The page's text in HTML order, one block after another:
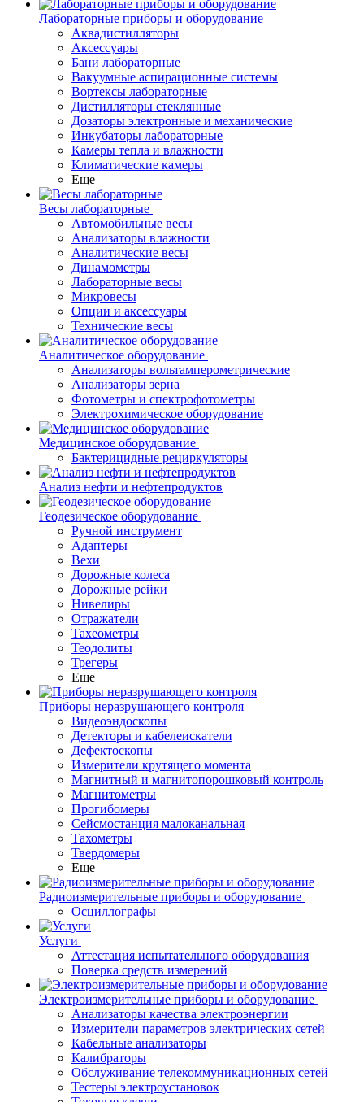
Лабораторные приборы и оборудование
Аквадистилляторы
Аксессуары
Бани лабораторные
Вакуумные аспирационные системы
Вортексы лабораторные
Дистилляторы стеклянные
Дозаторы электронные и механические
Инкубаторы лабораторные
Камеры тепла и влажности
Климатические камеры
Еще
Весы лабораторные
Автомобильные весы
Анализаторы влажности
Аналитические весы
Динамометры
Лабораторные весы
Микровесы
Опции и аксессуары
Технические весы
Аналитическое оборудование
Анализаторы вольтамперометрические
Анализаторы зерна
Фотометры и спектрофотометры
Электрохимическое оборудование
Медицинское оборудование
Бактерицидные рециркуляторы
Анализ нефти и нефтепродуктов
Геодезическое оборудование
Ручной инструмент
Адаптеры
Вехи
Дорожные колеса
Дорожные рейки
Нивелиры
Отражатели
Тахеометры
Теодолиты
Трегеры
Еще
Приборы неразрушающего контроля
Видеоэндоскопы
Детекторы и кабелеискатели
Дефектоскопы
Измерители крутящего момента
Магнитный и магнитопорошковый контроль
Магнитометры
Прогибомеры
Сейсмостанция малоканальная
Тахометры
Твердомеры
Еще
Радиоизмерительные приборы и оборудование
Осциллографы
Услуги
Аттестация испытательного оборудования
Поверка средств измерений
Электроизмерительные приборы и оборудование
Анализаторы качества электроэнергии
Измерители параметров электрических сетей
Кабельные анализаторы
Калибраторы
Обслуживание телекоммуникационных сетей
Тестеры электроустановок